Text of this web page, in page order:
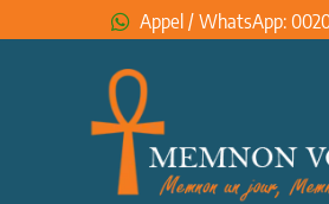
Appel / WhatsApp: